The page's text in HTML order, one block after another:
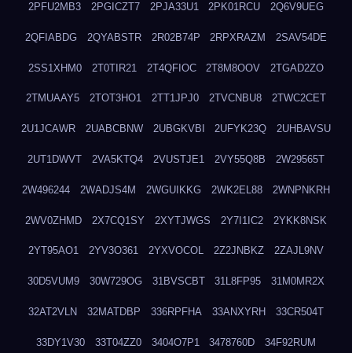
2PFU2MB3 2PGICZT7 2PJA33U1 2PK01RCU 2Q6V9UEG
2QFIABDG 2QYABSTR 2R02B74P 2RPXRAZM 2SAV54DE
2SS1XHM0 2T0TIR21 2T4QFIOC 2T8M8OOV 2TGAD2ZO
2TMUAAY5 2TOT3HO1 2TT1JPJ0 2TVCNBU8 2TWC2CET
2U1JCAWR 2UABCBNW 2UBGKVBI 2UFYK23Q 2UHBAVSU
2UT1DWVT 2VA5KTQ4 2VUSTJE1 2VY55Q8B 2W29565T
2W496244 2WADJS4M 2WGUIKKG 2WK2EL88 2WNPNKRH
2WV0ZHMD 2X7CQ1SY 2XYTJWGS 2Y7I1IC2 2YKK8NSK
2YT95AO1 2YV3O361 2YXVOCOL 2Z2JNBKZ 2ZAJL9NV
30D5VUM9 30W729OG 31BVSCBT 31L8FP95 31M0MR2X
32AT2VLN 32MATDBP 336RPFHA 33ANXYRH 33CR504T
33DY1V30 33T04ZZ0 3404O7P1 3478760D 34F92RUM